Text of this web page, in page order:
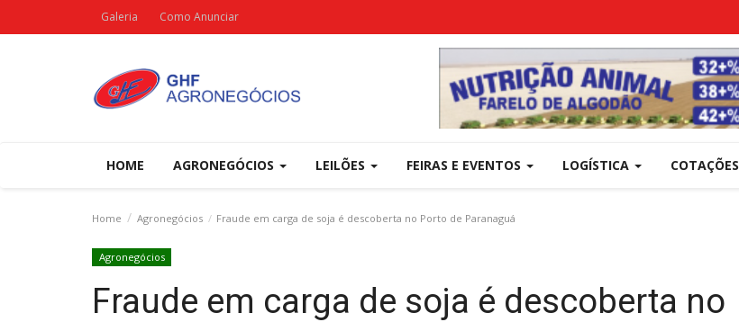
Galeria Como Anunciar
HOME AGRONEGÓCIOS LEILÕES FEIRAS E EVENTOS LOGÍSTICA COTAÇÕES
Home Agronegócios Fraude em carga de soja é descoberta no Porto de Paranaguá
Agronegócios
Fraude em carga de soja é descoberta no